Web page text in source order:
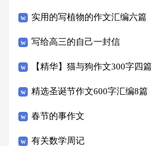
实用的写植物的作文汇编六篇
写给高三的自己一封信
【精华】猫与狗作文300字四篇
精选圣诞节作文600字汇编8篇
春节的事作文
有关数学周记